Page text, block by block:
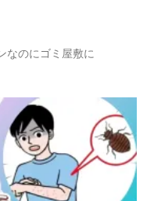
なのにゴミ屋敷に